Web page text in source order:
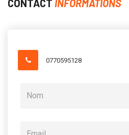
CONTACT INFORMATIONS
0770595128